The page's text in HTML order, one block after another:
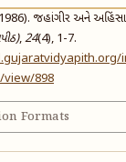
જહાંગીર અને
,24(4), 1-7.
898
Formats